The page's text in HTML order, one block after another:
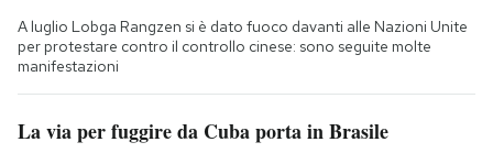
A luglio Lobga Rangzen si è dato fuoco davanti alle Nazioni Unite
per protestare contro il controllo cinese: sono seguite molte
manifestazioni
La via per fuggire da Cuba porta in Brasile